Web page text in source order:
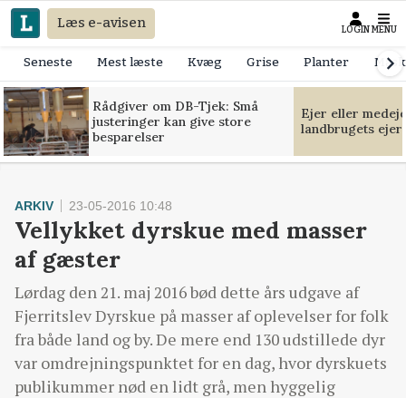
Læs e-avisen LOGIN MENU
Seneste Mest læste Kvæg Grise Planter
Rådgiver om DB-Tjek: Små
justeringer kan give store
besparelser
Ejer eller
landbrugets
ARKIV 23-05-2016 10:48
Vellykket dyrskue med masser
af gæster
Lørdag den 21. maj 2016 bød dette års udgave af
Fjerritslev Dyrskue på masser af oplevelser for folk
fra både land og by. De mere end 130 udstillede dyr
var omdrejningspunktet for en dag, hvor dyrskuets
publikummer nød en lidt grå, men hyggelig